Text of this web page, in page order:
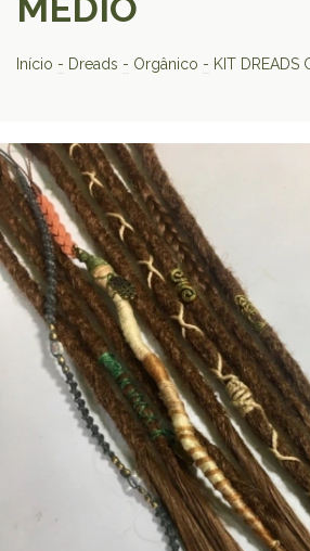
Início - Dreads - Orgânico - KIT DREADS